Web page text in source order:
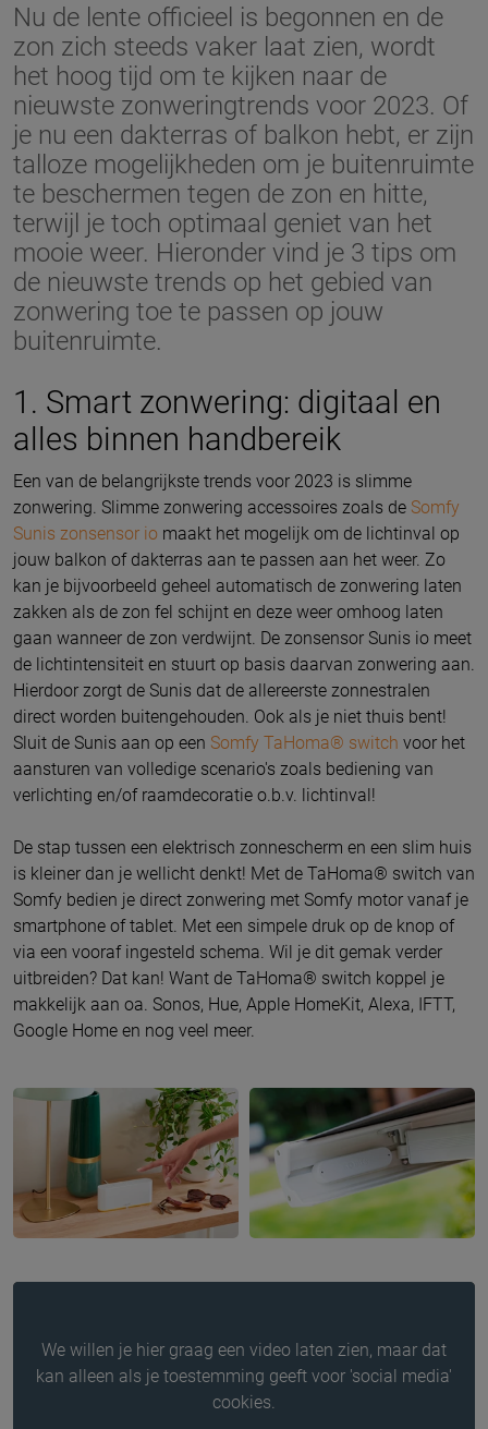
Nu de lente officieel is begonnen en de
zon zich steeds vaker laat zien, wordt
het hoog tijd om te kijken naar de
nieuwste zonweringtrends voor 2023. Of
je nu een dakterras of balkon hebt, er zijn
talloze mogelijkheden om je buitenruimte
te beschermen tegen de zon en hitte,
terwijl je toch optimaal geniet van het
mooie weer. Hieronder vind je 3 tips om
de nieuwste trends op het gebied van
zonwering toe te passen op jouw
buitenruimte.
1. Smart zonwering: digitaal en
alles binnen handbereik
Een van de belangrijkste trends voor 2023 is slimme
zonwering. Slimme zonwering accessoires zoals de Somfy
Sunis zonsensor io maakt het mogelijk om de lichtinval op
jouw balkon of dakterras aan te passen aan het weer. Zo
kan je bijvoorbeeld geheel automatisch de zonwering laten
zakken als de zon fel schijnt en deze weer omhoog laten
gaan wanneer de zon verdwijnt. De zonsensor Sunis io meet
de lichtintensiteit en stuurt op basis daarvan zonwering aan.
Hierdoor zorgt de Sunis dat de allereerste zonnestralen
direct worden buitengehouden. Ook als je niet thuis bent!
Sluit de Sunis aan op een Somfy TaHoma® switch voor het
aansturen van volledige scenario's zoals bediening van
verlichting en/of raamdecoratie o.b.v. lichtinval!
De stap tussen een elektrisch zonnescherm en een slim huis
is kleiner dan je wellicht denkt! Met de TaHoma® switch van
Somfy bedien je direct zonwering met Somfy motor vanaf je
smartphone of tablet. Met een simpele druk op de knop of
via een vooraf ingesteld schema. Wil je dit gemak verder
uitbreiden? Dat kan! Want de TaHoma® switch koppel je
makkelijk aan oa. Sonos, Hue, Apple HomeKit, Alexa, IFTT,
Google Home en nog veel meer.
We willen je hier graag een video laten zien, maar dat
kan alleen als je toestemming geeft voor 'social media'
cookies.